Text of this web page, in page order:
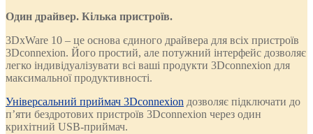
Один драйвер. Кілька пристроїв.
3DxWare 10 – це основа єдиного драйвера для всіх пристроїв
3Dconnexion. Його простий, але потужний інтерфейс дозволяє
легко індивідуалізувати всі ваші продукти 3Dconnexion для
максимальної продуктивності.
Універсальний приймач 3Dconnexion дозволяє підключати до
п’яти бездротових пристроїв 3Dconnexion через один
крихітний USB-приймач.